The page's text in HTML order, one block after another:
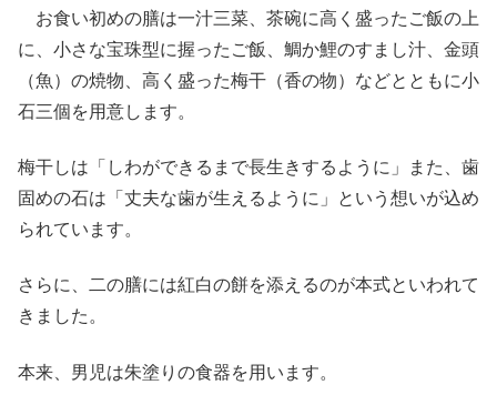
お食い初めの膳は一汁三菜、茶碗に高く盛ったご飯の上
に、小さな宝珠型に握ったご飯、鯛か鯉のすまし汁、金頭
（魚）の焼物、高く盛った梅干（香の物）などとともに小
石三個を用意します。
梅干しは「しわができるまで長生きするように」また、歯
固めの石は「丈夫な歯が生えるように」という想いが込め
られています。
さらに、二の膳には紅白の餅を添えるのが本式といわれて
きました。
本来、男児は朱塗りの食器を用います。